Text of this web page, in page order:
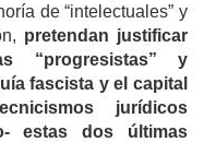
de “intelectuales” y
pretendan justificar
“progresistas” y
fascista y el capital
jurídicos
estas dos últimas